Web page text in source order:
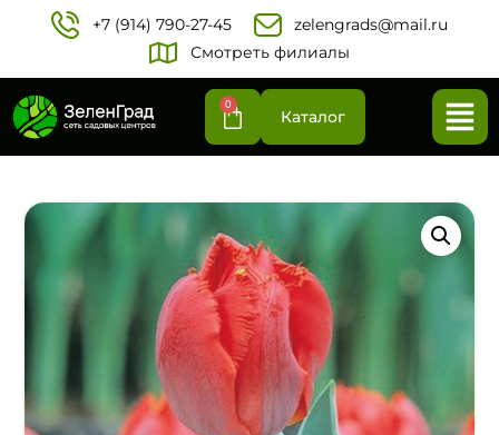
+7 (914) 790-27-45‬
zelengrads@mail.ru
Смотреть филиалы
0
Каталог